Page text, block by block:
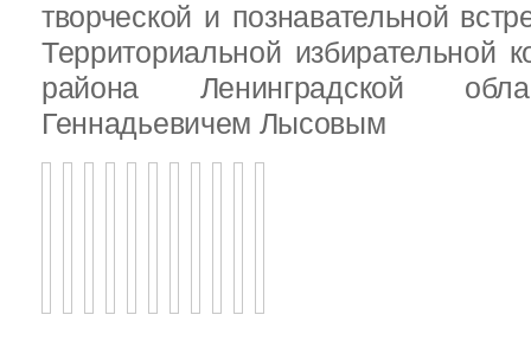
творческой и познавательной
Территориальной избирательной
района Ленинградской
Геннадьевичем Лысовым